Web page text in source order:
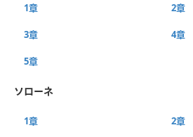
1章 2章
3章 4章
5章
ソローネ
1章 2章